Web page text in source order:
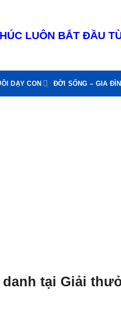
LUÔN BẮT ĐẦU
DẠY CON ĐỜI SỐNG – GIA
tại Giải